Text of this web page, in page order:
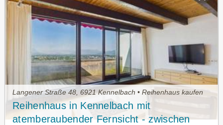
Langener Straße 48, 6921 Kennelbach • Reihenhaus kaufen
Reihenhaus in Kennelbach mit
atemberaubender Fernsicht - zwischen